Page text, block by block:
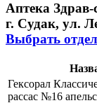
Аптека Здрав-
г. Судак, ул.
Выбрать
Гексорал
рассас №16